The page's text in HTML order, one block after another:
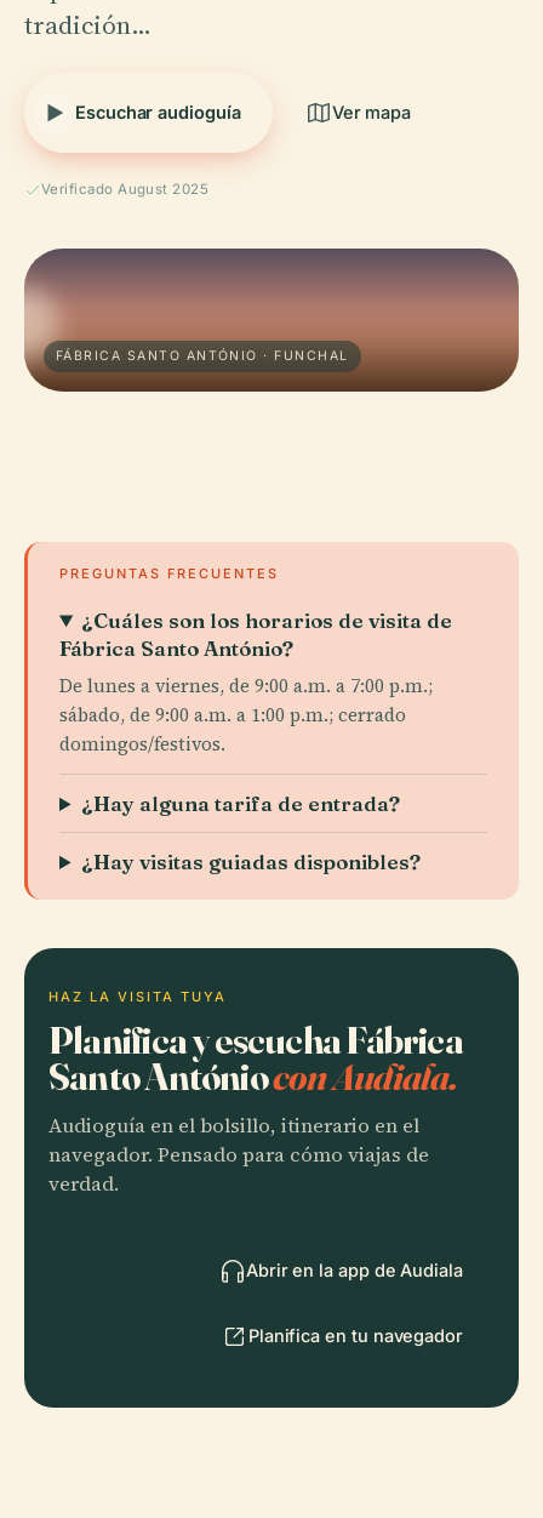
tradición…
Escuchar audioguía Ver mapa
Verificado August 2025
FÁBRICA SANTO ANTÓNIO · FUNCHAL
PREGUNTAS FRECUENTES
¿Cuáles son los horarios de visita de
Fábrica Santo António?
De lunes a viernes, de 9:00 a.m. a 7:00 p.m.;
sábado, de 9:00 a.m. a 1:00 p.m.; cerrado
domingos/festivos.
¿Hay alguna tarifa de entrada?
¿Hay visitas guiadas disponibles?
HAZ LA VISITA TUYA
Planifica y escucha Fábrica
Santo Antóniocon Audiala.
Audioguía en el bolsillo, itinerario en el
navegador. Pensado para cómo viajas de
verdad.
Abrir en la app de Audiala
Planifica en tu navegador